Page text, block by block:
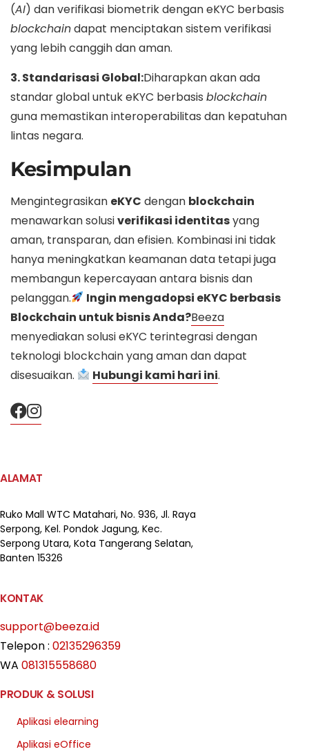
(AI) dan verifikasi biometrik dengan eKYC berbasis
blockchaindapat menciptakan sistem verifikasi
yang lebih canggih dan aman.
3. Standarisasi Global:Diharapkan akan ada
standar global untuk eKYC berbasis blockchain
guna memastikan interoperabilitas dan kepatuhan
lintas negara.
Kesimpulan
Mengintegrasikan eKYC dengan blockchain
menawarkan solusiverifikasi identitasyang
aman, transparan, dan efisien. Kombinasi ini tidak
hanya meningkatkan keamanan data tetapi juga
membangun kepercayaan antara bisnis dan
pelanggan.
Ingin mengadopsi eKYC berbasis
Blockchain untuk bisnis Anda?Beeza
menyediakan solusi eKYC terintegrasi dengan
teknologi blockchain yang aman dan dapat
disesuaikan.
Hubungi kami hari ini.
ALAMAT
Ruko Mall WTC Matahari, No. 936, Jl. Raya
Serpong, Kel. Pondok Jagung, Kec.
Serpong Utara, Kota Tangerang Selatan,
Banten 15326
KONTAK
support@beeza.id
Telepon : 02135296359
WA 081315558680
PRODUK & SOLUSI
Aplikasi elearning
Aplikasi eOffice